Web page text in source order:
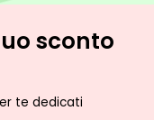
sconto
te dedicati